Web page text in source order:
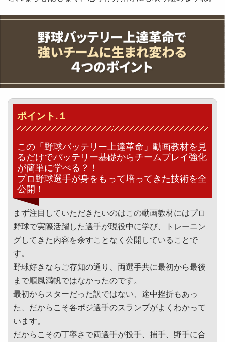
ポイント.１
この「野球バッテリー上達革命」動画教材を見
るだけでバッテリー基礎からチームプレイ強化
が簡単に学べる？！
プロ野球選手が身をもって培ってきた技術を全
公開！
まず注目していただきたいのはこの動画教材にはプロ
野球で実際活躍した選手が現役中に学び、トレーニン
グしてきた内容を余すことなく公開していることで
す。
野球好きならご存知の通り、両選手共に最初から最後
まで順風満帆ではなかったのです。
最初からスターだった訳ではない、途中挫折もあっ
た、だからこそ各ポジ選手のスランプがよくわかって
います。
だからこその丁寧さで両選手が投手、捕手、野手に合